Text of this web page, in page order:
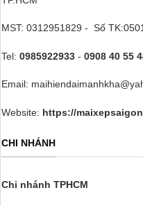
MST: 0312951829 - Số
Tel: 0985922933 - 0908 40 55
Email:
Website: https://
CHI NHÁNH
Chi nhánh TPHCM